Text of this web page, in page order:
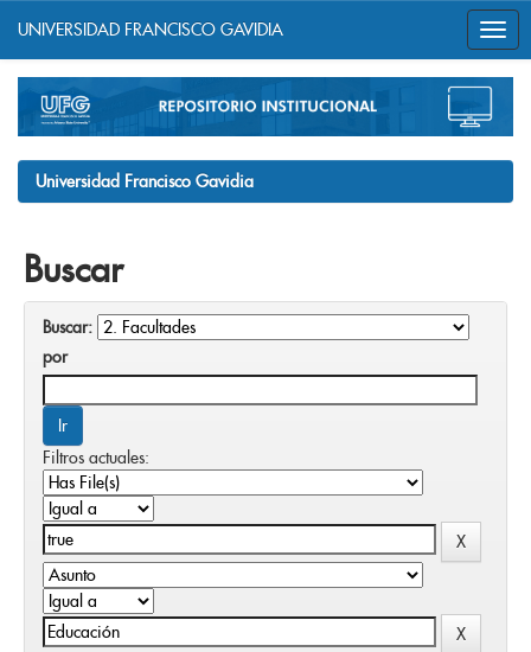
navigation
UNIVERSIDAD FRANCISCO GAVIDIA
Universidad Francisco Gavidia
Buscar
Buscar:
por
Filtros actuales: